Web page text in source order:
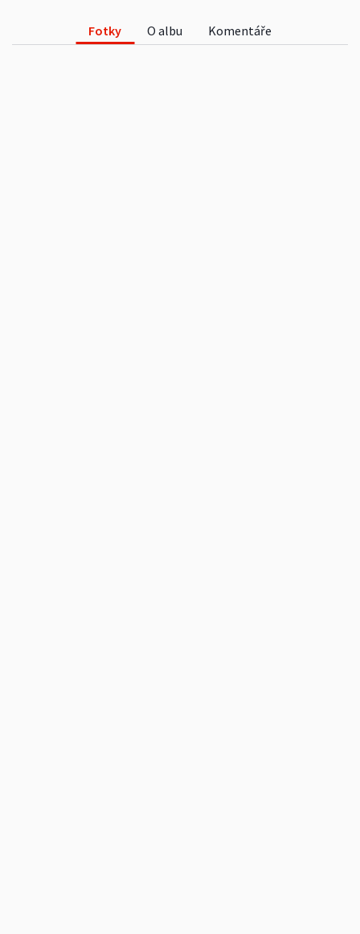
Fotky O albu Komentáře